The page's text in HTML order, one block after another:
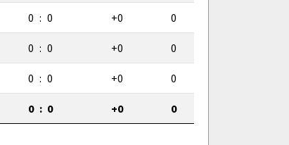
0 : 0 +0 0
0 : 0 +0 0
0 : 0 +0 0
0 : 0 +0 0